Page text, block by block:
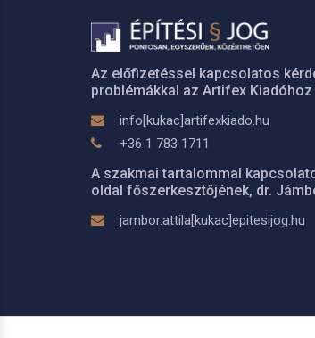
Az előfizetéssel kapcsolatos
problémákkal az Artifex
info[kukac]artifexkiado.hu
+36 1 783 1711
A szakmai tartalommal
oldal főszerkesztőjének, dr.
jambor.attila[kukac]epitesijog.hu